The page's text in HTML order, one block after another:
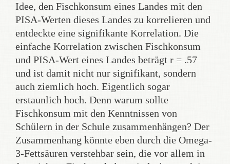
Idee, den Fischkonsum eines Landes mit den
PISA-Werten dieses Landes zu korrelieren und
entdeckte eine signifikante Korrelation. Die
einfache Korrelation zwischen Fischkonsum
und PISA-Wert eines Landes beträgt r = .57
und ist damit nicht nur signifikant, sondern
auch ziemlich hoch. Eigentlich sogar
erstaunlich hoch. Denn warum sollte
Fischkonsum mit den Kenntnissen von
Schülern in der Schule zusammenhängen? Der
Zusammenhang könnte eben durch die Omega-
3-Fettsäuren verstehbar sein, die vor allem in